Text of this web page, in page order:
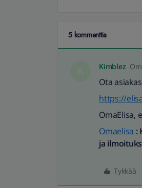
5 kommenttia
Kimblez
Ota
https://
OmaElisa,
Omaelisa :
ja
Tykkää